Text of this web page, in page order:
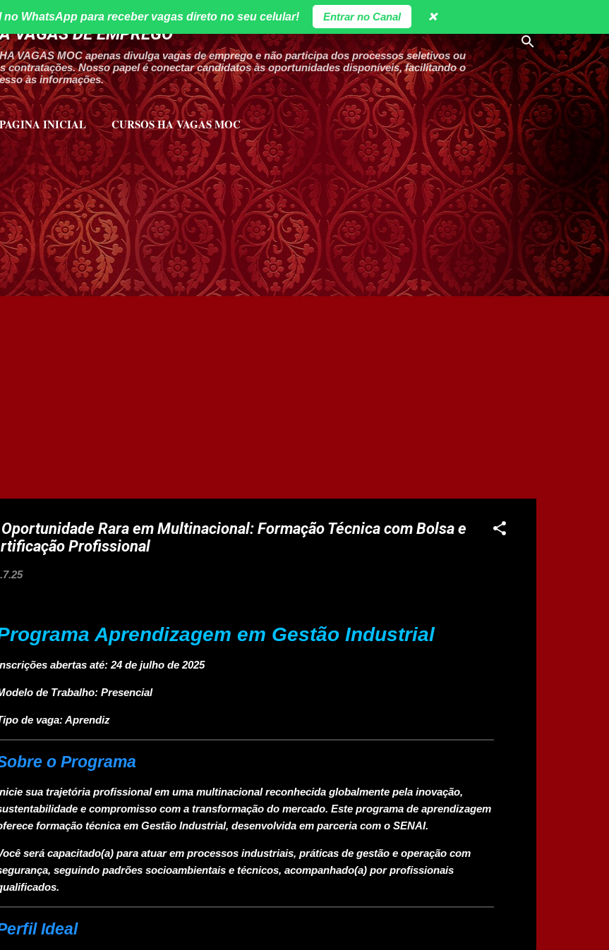
Pular para o conteúdo principal
VAGAS DE EMPREGO
VAGAS MOC apenas divulga vagas de emprego e não participa dos processos seletivos ou
contratações. Nosso papel é conectar candidatos às oportunidades disponíveis, facilitando o
às informações.
no WhatsApp para receber vagas direto no seu celular! Entrar no Canal ❌
PAGINA INICIAL CURSOS HA VAGAS MOC
Rara em Multinacional: Formação Técnica com Bolsa e
Profissional
Aprendizagem em Gestão Industrial
abertas até: 24 de julho de 2025
de Trabalho: Presencial
de vaga:Aprendiz
o Programa
sua trajetória profissional em uma multinacional reconhecida globalmente pela inovação,
e compromisso com a transformação do mercado. Este programa de aprendizagem
formação técnica em Gestão Industrial, desenvolvida em parceria com o SENAI.
será capacitado(a) para atuar em processos industriais, práticas de gestão e operação com
seguindo padrões socioambientais e técnicos, acompanhado(a) por profissionais
Ideal